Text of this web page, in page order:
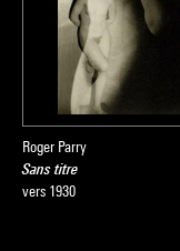
Roger Parry
Sans titre
vers 1930